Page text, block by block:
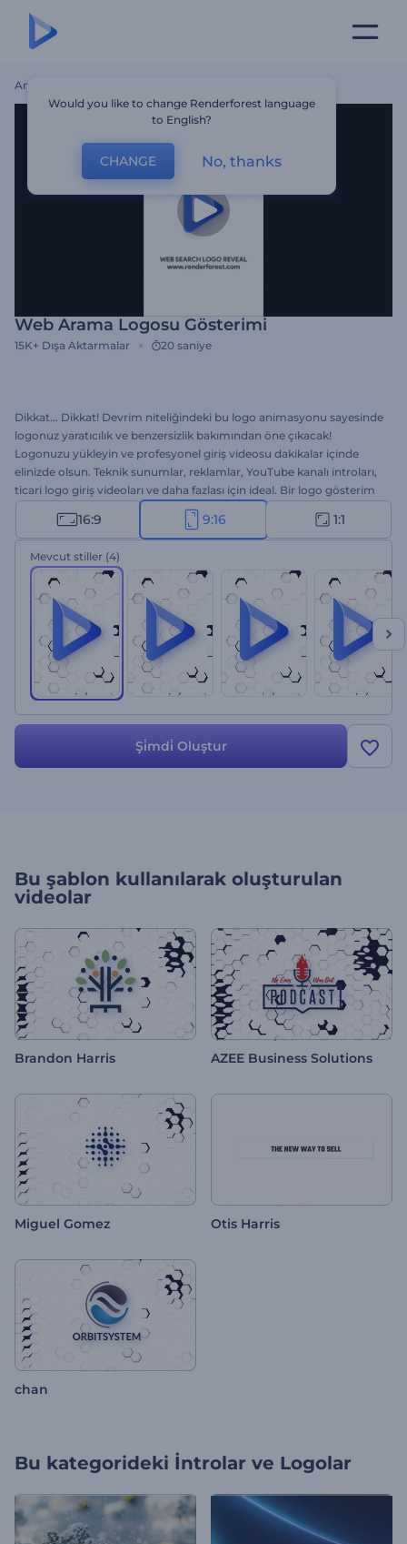
Ana Sayfa
Web Arama Logosu Gösterimi
15K+ Dışa Aktarmalar 20 saniye
Dikkat... Dikkat! Devrim niteliğindeki bu logo animasyonu sayesinde
logonuz yaratıcılık ve benzersizlik bakımından öne çıkacak!
Logonuzu yükleyin ve profesyonel giriş videosu dakikalar içinde
elinizde olsun. Teknik sunumlar, reklamlar, YouTube kanalı introları,
ticari logo giriş videoları ve daha fazlası için ideal. Bir logo gösterim
videosundan daha ne bekleyebilirsiniz? Web Arama Logosu
Gösterimini hemen şimdi ve ücretsiz olarak deneyin!
16:9 9:16 1:1
Mevcut stiller (4)
Şi̇mdi̇ Oluştur
Bu şablon kullanılarak oluşturulan
videolar
Brandon Harris AZEE Business Solutions
Miguel Gomez Otis Harris
chan
Bu kategorideki İntrolar ve Logolar
Would you like to change Renderforest language
to English?
CHANGE No, thanks